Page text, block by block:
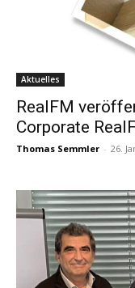
Aktuelles
RealFM
Corporate
Thomas Semmler - 26.